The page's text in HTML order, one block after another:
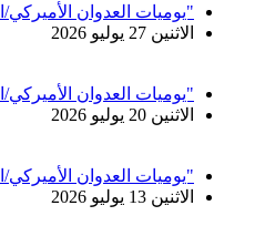
"يوميات العدوان الأميركي/
الاثنين 27 يوليو 2026
"يوميات العدوان الأميركي/
الاثنين 20 يوليو 2026
"يوميات العدوان الأميركي/
الاثنين 13 يوليو 2026